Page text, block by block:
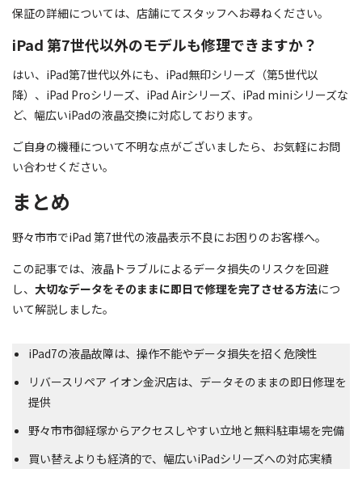
保証の詳細については、店舗にてスタッフへお尋ねください。
iPad 第7世代以外のモデルも修理できますか？
はい、iPad第7世代以外にも、iPad無印シリーズ（第5世代以
降）、iPad Proシリーズ、iPad Airシリーズ、iPad miniシリーズな
ど、幅広いiPadの液晶交換に対応しております。
ご自身の機種について不明な点がございましたら、お気軽にお問
い合わせください。
まとめ
野々市市でiPad 第7世代の液晶表示不良にお困りのお客様へ。
この記事では、液晶トラブルによるデータ損失のリスクを回避
し、 大切なデータをそのままに即日で修理を完了させる方法につ
いて解説しました。
iPad7の液晶故障は、操作不能やデータ損失を招く危険性
リバースリペア イオン金沢店は、データそのままの即日修理を
提供
野々市市御経塚からアクセスしやすい立地と無料駐車場を完備
買い替えよりも経済的で、幅広いiPadシリーズへの対応実績